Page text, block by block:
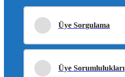
Üye Sorgulama
Üye Sorumlulukları